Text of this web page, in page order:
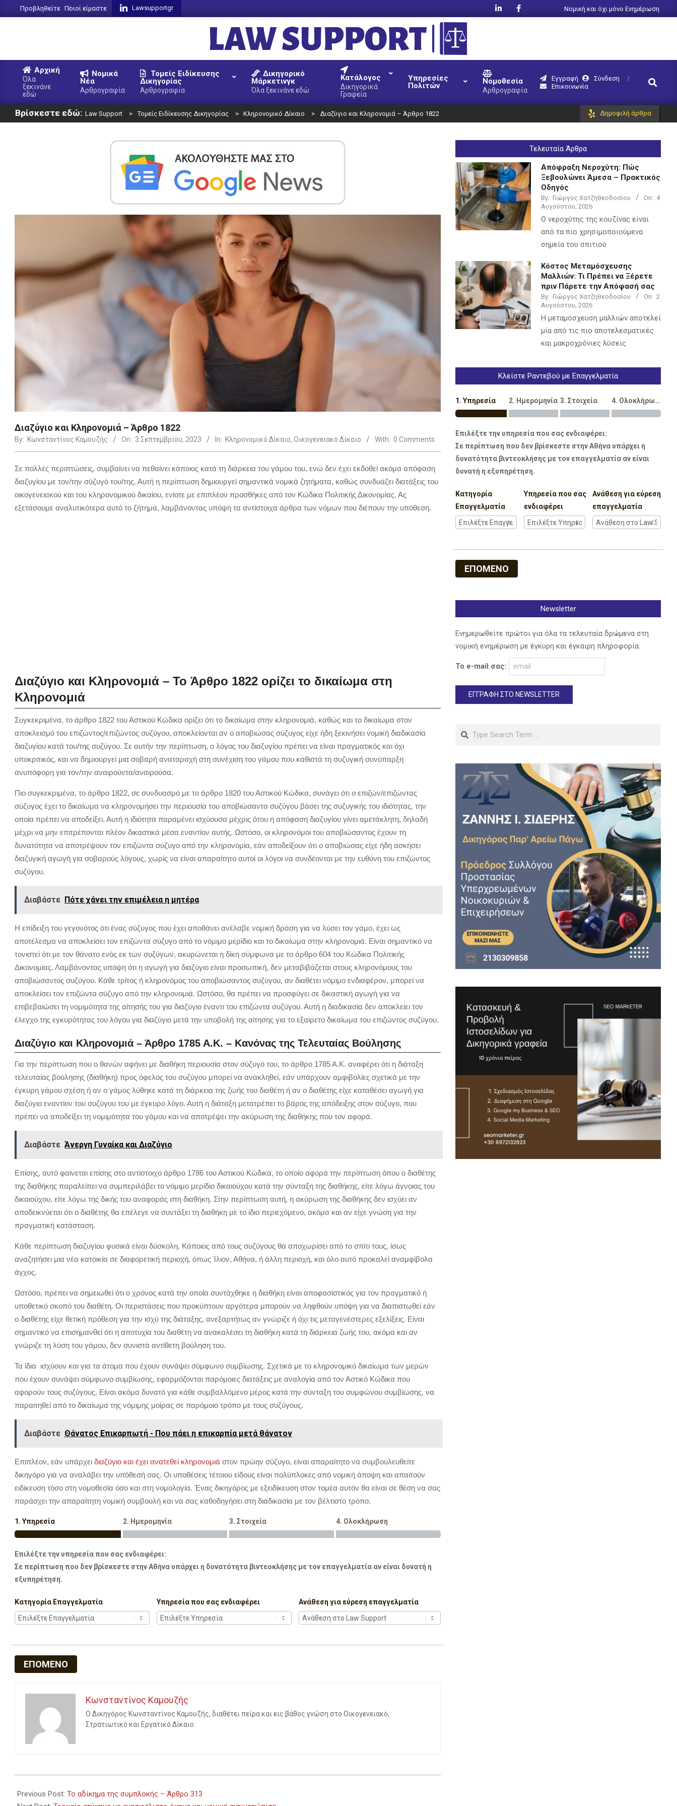
to
Προβληθείτε Ποιοί είμαστε Lawsupportgr Νομική και όχι μόνο Ενημέρωση
LAW
SUPPORT
Primary
Menu
Αρχική
Όλα
ξεκινάνε
εδώ
Νομικά
Νέα
Αρθρογραφία
Τομείς Ειδίκευσης
Δικηγορίας
Αρθρογραφία
Δικηγορικό
Μάρκετινγκ
Όλα ξεκινάνε εδώ
Κατάλογος
Δικηγορικά
Γραφεία
Υπηρεσίες
Πολιτών
Νομοθεσία
Αρθρογραφία
Εγγραφή
Σύνδεση
Επικοινωνία
Search
Βρίσκεστε εδώ: Law Support > Τομείς Ειδίκευσης Δικηγορίας > Κληρονομικό Δίκαιο > Διαζύγιο και Kληρονομιά – Άρθρο 1822 Δημοφιλή άρθρα
Διαζύγιο και Kληρονομιά – Άρθρο 1822
By: Κωνσταντίνος Καμουζής On: 3 Σεπτεμβρίου, 2023 In: Κληρονομικό Δίκαιο, Οικογενειακό Δίκαιο With: 0 Comments
Σε πολλές περιπτώσεις, συμβαίνει να πεθαίνει κάποιος κατά τη διάρκεια του γάμου του, ενώ δεν έχει εκδοθεί ακόμα απόφαση
διαζυγίου με τον/την σύζυγό του/της. Αυτή η περίπτωση δημιουργεί σημαντικά νομικά ζητήματα, καθώς συνδυάζει διατάξεις του
οικογενειακού και του κληρονομικού δικαίου, ενίοτε με επιπλέον προσθήκες από τον Κώδικα Πολιτικής Δικονομίας. Ας
εξετάσουμε αναλυτικότερα αυτό το ζήτημα, λαμβάνοντας υπόψη τα αντίστοιχα άρθρα των νόμων που διέπουν την υπόθεση.
Διαζύγιο και Kληρονομιά – To Άρθρο 1822 ορίζει το δικαίωμα στη
Κληρονομιά
Συγκεκριμένα, το άρθρο 1822 του Αστικού Κώδικα ορίζει ότι το δικαίωμα στην κληρονομιά, καθώς και το δικαίωμα στον
αποκλεισμό του επιζώντος/επιζώντος συζύγου, αποκλείονται αν ο αποβιώσας σύζυγος είχε ήδη ξεκινήσει νομική διαδικασία
διαζυγίου κατά του/της συζύγου. Σε αυτήν την περίπτωση, ο λόγος του διαζυγίου πρέπει να είναι πραγματικός και όχι
υποκριτικός, και να δημιουργεί μια σοβαρή αναταραχή στη συνέχιση του γάμου που καθιστά τη συζυγική συνύπαρξη
ανυπόφορη για τον/την αναιρούντα/αναιρούσα.
Πιο συγκεκριμένα, το άρθρο 1822, σε συνδυασμό με το άρθρο 1820 του Αστικού Κώδικα, συνάγει ότι ο επιζών/επιζώντας
σύζυγος έχει το δικαίωμα να κληρονομήσει την περιουσία του αποβιώσαντα συζύγου βάσει της συζυγικής του ιδιότητας, την
οποία πρέπει να αποδείξει. Αυτή η ιδιότητα παραμένει ισχύουσα μέχρις ότου η απόφαση διαζυγίου γίνει αμετάκλητη, δηλαδή
μέχρι να μην επιτρέπονται πλέον δικαστικά μέσα εναντίον αυτής. Ωστόσο, οι κληρονόμοι του αποβιώσαντος έχουν τη
δυνατότητα να αποτρέψουν τον επιζώντα σύζυγο από την κληρονομία, εάν αποδείξουν ότι ο αποβιώσας είχε ήδη ασκήσει
διαζυγική αγωγή για σοβαρούς λόγους, χωρίς να είναι απαραίτητο αυτοί οι λόγοι να συνδέονται με την ευθύνη του επιζώντος
συζύγου.
Διαβάστε Πότε χάνει την επιμέλεια η μητέρα
Η επίδειξη του γεγονότος ότι ένας σύζυγος που έχει αποθάνει ανέλαβε νομική δράση για να λύσει τον γάμο, έχει ως
αποτέλεσμα να αποκλείσει τον επιζώντα σύζυγο από το νόμιμο μερίδιο και το δικαίωμα στην κληρονομιά. Είναι σημαντικό να
τονιστεί ότι με τον θάνατο ενός εκ των συζύγων, ακυρώνεται η δίκη σύμφωνα με το άρθρο 604 του Κώδικα Πολιτικής
Δικονομίας. Λαμβάνοντας υπόψη ότι η αγωγή για διαζύγιο είναι προσωπική, δεν μεταβιβάζεται στους κληρονόμους του
αποβιώσαντος συζύγου. Κάθε τρίτος ή κληρονόμος του αποβιώσαντος συζύγου, αν διαθέτει νόμιμο ενδιαφέρον, μπορεί να
αποκλείσει τον επιζώντα σύζυγο από την κληρονομιά. Ωστόσο, θα πρέπει να προσφύγει σε δικαστική αγωγή για να
επιβεβαιώσει τη νομιμότητα της αίτησής του για διαζύγιο έναντι του επιζώντα συζύγου. Αυτή η διαδικασία δεν αποκλείει τον
έλεγχο της εγκυρότητας του λόγου για διαζύγιο μετά την υποβολή της αίτησης για το εξαίρετο δικαίωμα του επιζώντος συζύγου.
Διαζύγιο και Kληρονομιά – Άρθρο 1785 Α.Κ. – Κανόνας της Τελευταίας Βούλησης
Για την περίπτωση που ο θανών αφήνει με διαθήκη περιουσία στον σύζυγό του, το άρθρο 1785 Α.Κ. αναφέρει ότι η διάταξη
τελευταίας βούλησης (διαθήκη) προς όφελος του συζύγου μπορεί να ανακληθεί, εάν υπάρχουν αμφιβολίες σχετικά με την
έγκυρη γάμου σχέση ή αν ο γάμος λύθηκε κατά τη διάρκεια της ζωής του διαθέτη ή αν ο διαθέτης είχε καταθέσει αγωγή για
διαζύγιο εναντίον του συζύγου του με έγκυρο λόγο. Αυτή η διάταξη μετατρέπει το βάρος της απόδειξης στον σύζυγο, που
πρέπει να αποδείξει τη νομιμότητα του γάμου και να αποτρέψει την ακύρωση της διαθήκης που τον αφορά.
Διαβάστε Άνεργη Γυναίκα και Διαζύγιο
Επίσης, αυτό φαίνεται επίσης στο αντίστοιχο άρθρο 1786 του Αστικού Κώδικα, το οποίο αφορά την περίπτωση όπου ο διαθέτης
της διαθήκης παραλείπει να συμπεριλάβει το νόμιμο μερίδιο δικαιούχου κατά την σύνταξη της διαθήκης, είτε λόγω άγνοιας του
δικαιούχου, είτε λόγω της δικής του αναφοράς στη διαθήκη. Στην περίπτωση αυτή, η ακύρωση της διαθήκης δεν ισχύει αν
αποδεικνύεται ότι ο διαθέτης θα επέλεγε να συντάξει τη διαθήκη με το ίδιο περιεχόμενο, ακόμα και αν είχε γνώση για την
πραγματική κατάσταση.
Κάθε περίπτωση διαζυγίου φυσικά είναι δύσκολη. Κάποιος από τους συζύγους θα αποχωρίσει από το σπίτι τους, ίσως
αναζητήσει μια νέα κατοικία σε διαφορετική περιοχή, όπως Ίλιον, Αθήνα, ή άλλη περιοχή, και όλο αυτό προκαλεί αναμφίβολα
άγχος.
Ωστόσο, πρέπει να σημειωθεί ότι ο χρόνος κατά την οποία συντάχθηκε η διαθήκη είναι αποφασιστικός για τον πραγματικό ή
υποθετικό σκοπό του διαθέτη. Οι περιστάσεις που προκύπτουν αργότερα μπορούν να ληφθούν υπόψη για να διαπιστωθεί εάν
ο διαθέτης είχε θετική πρόθεση για την ισχύ της διάταξης, ανεξαρτήτως αν γνώριζε ή όχι τις μεταγενέστερες εξελίξεις. Είναι
σημαντικό να επισημανθεί ότι η αποτυχία του διαθέτη να ανακαλέσει τη διαθήκη κατά τη διάρκεια ζωής του, ακόμα και αν
γνώριζε τη λύση του γάμου, δεν συνιστά αντίθετη βούληση του.
Τα ίδια ισχύουν και για τα άτομα που έχουν συνάψει σύμφωνο συμβίωσης. Σχετικά με το κληρονομικό δικαίωμα των μερών
που έχουν συνάψει σύμφωνο συμβίωσης, εφαρμόζονται παρόμοιες διατάξεις με αναλογία από τον Αστικό Κώδικα που
αφορούν τους συζύγους. Είναι ακόμα δυνατό για κάθε συμβαλλόμενο μέρος κατά την σύνταξη του συμφώνου συμβίωσης, να
παραιτηθεί από το δικαίωμα της νόμιμης μοίρας σε παρόμοιο τρόπο με τους συζύγους.
Διαβάστε Θάνατος Επικαρπωτή - Που πάει η επικαρπία μετά θάνατον
Επιπλέον, εάν υπάρχει διαζύγιο και έχει ανατεθεί κληρονομιά στον πρώην σύζυγο, είναι απαραίτητο να συμβουλευθείτε
δικηγόρο για να αναλάβει την υπόθεσή σας. Οι υποθέσεις τέτοιου είδους είναι πολύπλοκες από νομική άποψη και απαιτούν
ειδίκευση τόσο στη νομοθεσία όσο και στη νομολογία. Ένας δικηγόρος με εξειδίκευση στον τομέα αυτόν θα είναι σε θέση να σας
παράσχει την απαραίτητη νομική συμβουλή και να σας καθοδηγήσει στη διαδικασία με τον βέλτιστο τρόπο.
1. Υπηρεσία 2. Ημερομηνία 3. Στοιχεία 4. Ολοκλήρωση
Επιλέξτε την υπηρεσία που σας ενδιαφέρει:
Σε περίπτωση που δεν βρίσκεστε στην Αθήνα υπάρχει η δυνατότητα βιντεοκλήσης με τον επαγγελματία αν είναι δυνατή η
εξυπηρέτηση.
Κατηγορία Επαγγελματία Υπηρεσία που σας ενδιαφέρει Ανάθεση για εύρεση επαγγελματία
ΕΠΟΜΕΝΟ
Κωνσταντίνος Καμουζής
Ο Δικηγόρος Κωνσταντίνος Καμουζής, διαθέτει πείρα και εις βάθος γνώση στο Οικογενειακό,
Στρατιωτικό και Εργατικό Δίκαιο.
09-
Previous Post: Το αδίκημα της συμπλοκής – Άρθρο 313
Τελευταία Άρθρα
Απόφραξη Νεροχύτη: Πώς
Ξεβουλώνει Άμεσα – Πρακτικός
Οδηγός
By: Γιώργος Χατζηθεοδοσίου On: 4
Αυγούστου, 2026
Ο νεροχύτης της κουζίνας είναι
από τα πιο χρησιμοποιούμενα
σημεία του σπιτιού
Κόστος Μεταμόσχευσης
Μαλλιών: Τι Πρέπει να Ξέρετε
πριν Πάρετε την Απόφασή σας
By: Γιώργος Χατζηθεοδοσίου On: 2
Αυγούστου, 2026
Η μεταμόσχευση μαλλιών αποτελεί
μία από τις πιο αποτελεσματικές
και μακροχρόνιες λύσεις
Κλείστε Ραντεβού με Επαγγελματία
1. Υπηρεσία 2. Ημερομηνία 3. Στοιχεία 4. Ολοκλήρωση
Επιλέξτε την υπηρεσία που σας ενδιαφέρει:
Σε περίπτωση που δεν βρίσκεστε στην Αθήνα υπάρχει η
δυνατότητα βιντεοκλήσης με τον επαγγελματία αν είναι
δυνατή η εξυπηρέτηση.
Κατηγορία
Επαγγελματία
Υπηρεσία που σας
ενδιαφέρει
Ανάθεση για εύρεση
επαγγελματία
ΕΠΟΜΕΝΟ
Newsletter
Ενημερωθείτε πρώτοι για όλα τα τελευταία δρώμενα στη
νομική ενημέρωση με έγκυρη και έγκαιρη πληροφορία.
Το e-mail σας:
Search